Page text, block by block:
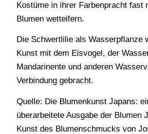
Kostüme in ihrer Farbenpracht fast
Blumen wetteifern.
Die Schwertlilie als Wasserpflanze
Kunst mit dem Eisvogel, der
Mandarinente und anderen
Verbindung gebracht.
Quelle: Die Blumenkunst Japans:
überarbeitete Ausgabe der Blumen
Kunst des Blumenschmucks von